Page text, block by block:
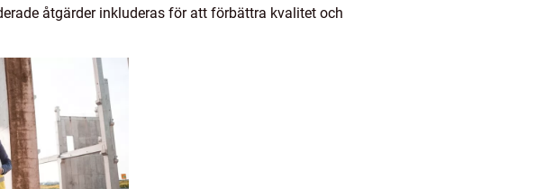
åtgärder inkluderas för att förbättra kvalitet och